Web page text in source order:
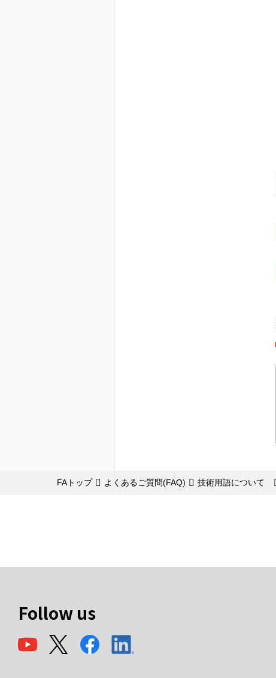
FAトップ よくあるご質問(FAQ) 技術用語について
Follow us